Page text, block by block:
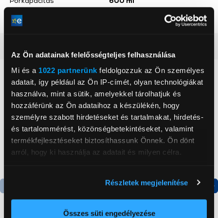
Az Ön adatainak felelősségteljes felhasználása
Mi és a 1022 partnerünk feldolgozzuk az Ön személyes
adatait, így például az Ön IP-címét, olyan technológiákat
használva, mint a sütik, amelyekkel tárolhatjuk és
hozzáférünk az Ön adataihoz a készülékén, hogy
személyre szabott hirdetéseket és tartalmakat, hirdetés-
és tartalommérést, közönségbetekintéseket, valamint
termékfejlesztéseket biztosíthassunk Önnek. Ön dönt
arról, hogy ki használja az adatait és milyen célra.
elhelyezkedéséről pár méteres pontossággal
Az Ön készülékén beazonosítása annak konkrét
Részletek megjelenítése
Összes süti engedélyezése
Szín
Neked ajánljuk
-50 750 Ft